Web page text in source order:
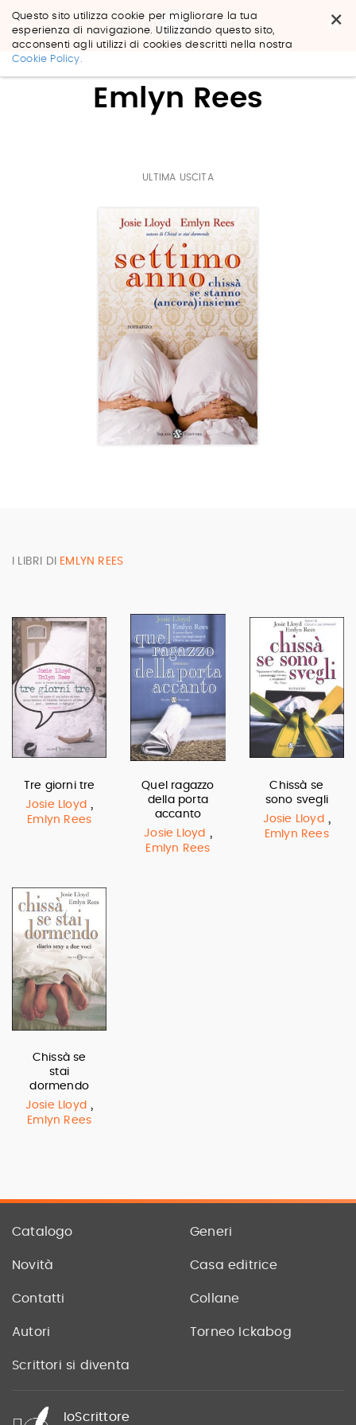
×
Questo sito utilizza cookie per migliorare la tua
esperienza di navigazione. Utilizzando questo sito,
acconsenti agli utilizzi di cookies descritti nella nostra
Cookie Policy.
Salta
Emlyn Rees
ULTIMA USCITA
I LIBRI DI EMLYN REES
Tre giorni tre
Josie Lloyd ,
Emlyn Rees
Quel ragazzo
della porta
accanto
Josie Lloyd ,
Emlyn Rees
Chissà se
sono svegli
Josie Lloyd,
Emlyn Rees
Chissà se
stai
dormendo
Josie Lloyd ,
Emlyn Rees
Catalogo Generi
Novità Casa editrice
Contatti Collane
Autori Torneo Ickabog
Scrittori si diventa
IoScrittore